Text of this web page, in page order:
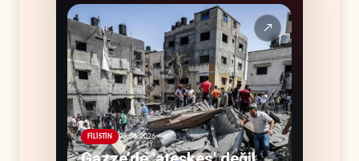
↗
FİLİSTİN 09.08.2026